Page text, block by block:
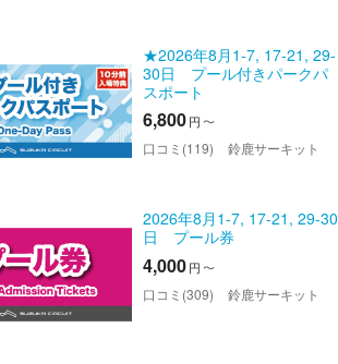
★2026年8月1-7, 17-21, 29-
30日 プール付きパークパ
スポート
6,800円 〜
口コミ(119) 鈴鹿サーキット
2026年8月1-7, 17-21, 29-30
日 プール券
4,000円 〜
口コミ(309) 鈴鹿サーキット